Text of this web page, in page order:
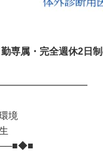
専属・完全週休2日制
境